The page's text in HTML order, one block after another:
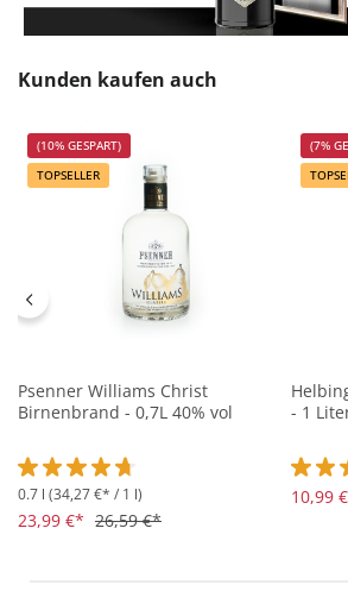
Produktgalerie überspringen
Kunden kaufen auch
(10% GESPART)
TOPSELLER
Psenner Williams Christ
Birnenbrand - 0,7L 40% vol
Durchschnittliche Bewertung von 4.8
0.7 l (34,27 €* / 1 l)
23,99 €* 26,59 €*
(7%
- 1
10,99